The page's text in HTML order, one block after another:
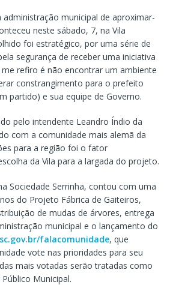
administração municipal de aproximar-
neste sábado, 7, na Vila
foi estratégico, por uma série de
segurança de receber uma iniciativa
me refiro é não encontrar um ambiente
constrangimento para o prefeito
partido) e sua equipe de Governo.
pelo intendente Leandro Índio da
com a comunidade mais alemã da
para a região foi o fator
da Vila para a largada do projeto.
Sociedade Serrinha, contou com uma
do Projeto Fábrica de Gaiteiros,
de mudas de árvores, entrega
municipal e o lançamento do
falacomunidade, que
vote nas prioridades para seu
mais votadas serão tratadas como
Municipal.